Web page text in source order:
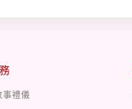
事禮儀